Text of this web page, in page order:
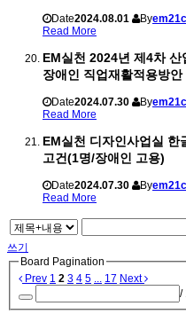
Date2024.08.01 Byem21c
Read More
EM실천 2024년 제4차 산
장애인 직업재활적용방
Date2024.07.30 Byem21c
Read More
EM실천 디자인사업실 한
고건(1명/장애인 고용)
Date2024.07.30 Byem21c
Read More
쓰기
Board Pagination
Prev 1 2 3 4 5 17 Next
/